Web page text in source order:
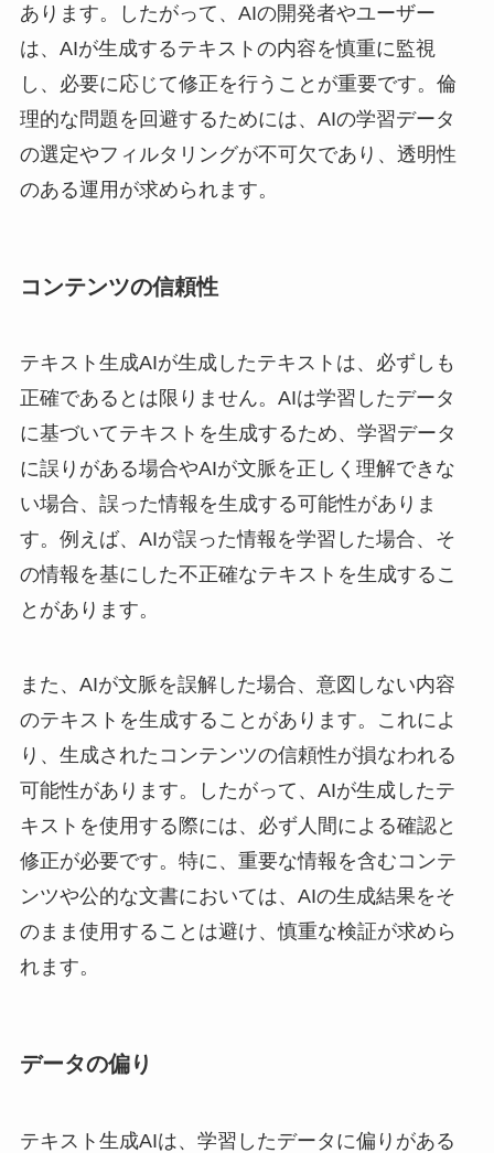
あります。したがって、AIの開発者やユーザー
は、AIが生成するテキストの内容を慎重に監視
し、必要に応じて修正を行うことが重要です。倫
理的な問題を回避するためには、AIの学習データ
の選定やフィルタリングが不可欠であり、透明性
のある運用が求められます。
コンテンツの信頼性
テキスト生成AIが生成したテキストは、必ずしも
正確であるとは限りません。AIは学習したデータ
に基づいてテキストを生成するため、学習データ
に誤りがある場合やAIが文脈を正しく理解できな
い場合、誤った情報を生成する可能性がありま
す。例えば、AIが誤った情報を学習した場合、そ
の情報を基にした不正確なテキストを生成するこ
とがあります。
また、AIが文脈を誤解した場合、意図しない内容
のテキストを生成することがあります。これによ
り、生成されたコンテンツの信頼性が損なわれる
可能性があります。したがって、AIが生成したテ
キストを使用する際には、必ず人間による確認と
修正が必要です。特に、重要な情報を含むコンテ
ンツや公的な文書においては、AIの生成結果をそ
のまま使用することは避け、慎重な検証が求めら
れます。
データの偏り
テキスト生成AIは、学習したデータに偏りがある